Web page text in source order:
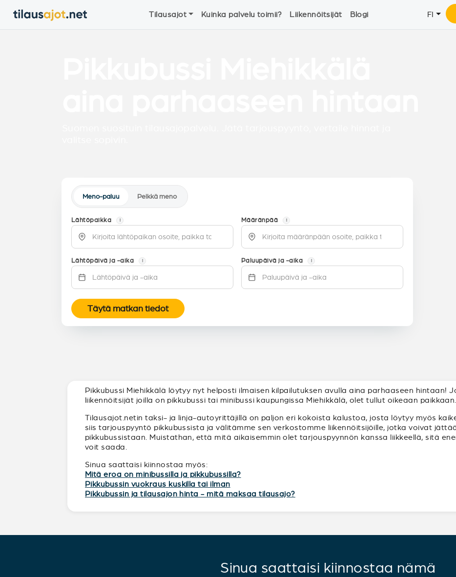
Tilausajot Kuinka palvelu toimii? Liikennöitsijät Blogi FI
Meno-paluu Pelkkä meno
Lähtöpaikka i Määränpää i
Lähtöpäivä ja -aika i Paluupäivä ja -aika i
Täytä matkan tiedot
Pikkubussi Miehikkälä löytyy nyt helposti ilmaisen kilpailutuksen avulla aina parhaaseen hintaan!
liikennöitsijät joilla on pikkubussi tai minibussi kaupungissa Miehikkälä, olet tullut oikeaan paikkaan.
Tilausajot.netin taksi- ja linja-autoyrittäjillä on paljon eri kokoista kalustoa, josta löytyy myös
siis tarjouspyyntö pikkubussista ja välitämme sen verkostomme liikennöitsijöille, jotka voivat
pikkubussistaan. Muistathan, että mitä aikaisemmin olet tarjouspyynnön kanssa liikkeellä, sitä
voit saada.
Sinua saattaisi kiinnostaa myös:
Mitä eroa on minibussilla ja pikkubussilla?
Pikkubussin vuokraus kuskilla tai ilman
Pikkubussin ja tilausajon hinta - mitä maksaa tilausajo?
Sinua saattaisi kiinnostaa nämä